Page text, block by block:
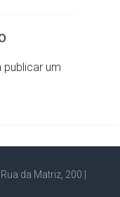
publicar um
da Matriz, 200 |